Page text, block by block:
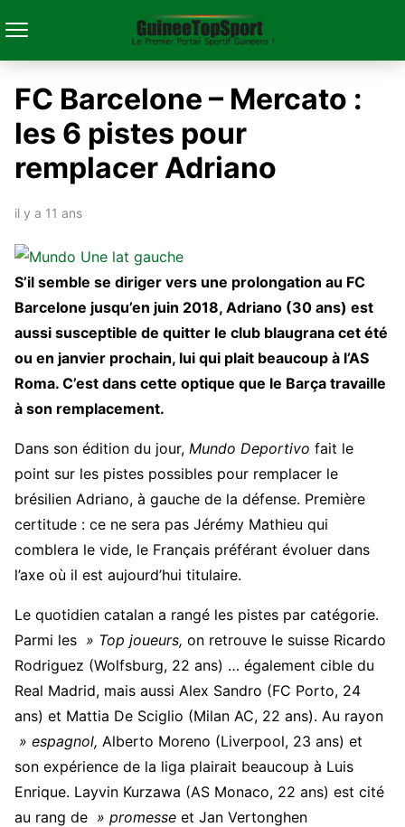
FC Barcelone – Mercato :
les 6 pistes pour
remplacer Adriano
il y a 11 ans
S’il semble se diriger vers une prolongation au FC
Barcelone jusqu’en juin 2018, Adriano (30 ans) est
aussi susceptible de quitter le club blaugrana cet été
ou en janvier prochain, lui qui plait beaucoup à l’AS
Roma. C’est dans cette optique que le Barça travaille
à son remplacement.
Dans son édition du jour, Mundo Deportivo fait le
point sur les pistes possibles pour remplacer le
brésilien Adriano, à gauche de la défense. Première
certitude : ce ne sera pas Jérémy Mathieu qui
comblera le vide, le Français préférant évoluer dans
l’axe où il est aujourd’hui titulaire.
Le quotidien catalan a rangé les pistes par catégorie.
Parmi les » Top joueurs, on retrouve le suisse Ricardo
Rodriguez (Wolfsburg, 22 ans) … également cible du
Real Madrid, mais aussi Alex Sandro (FC Porto, 24
ans) et Mattia De Sciglio (Milan AC, 22 ans). Au rayon
» espagnol, Alberto Moreno (Liverpool, 23 ans) et
son expérience de la liga plairait beaucoup à Luis
Enrique. Layvin Kurzawa (AS Monaco, 22 ans) est cité
au rang de » promesse et Jan Vertonghen